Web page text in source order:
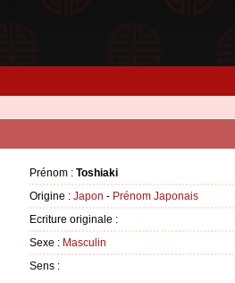
Prénom : Toshiaki
Origine : Japon - Prénom Japonais
Ecriture originale :
Sexe : Masculin
Sens :